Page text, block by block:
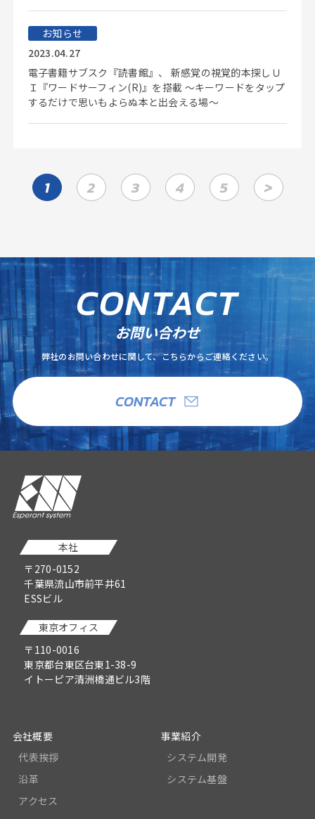
お知らせ
2023.04.27
電子書籍サブスク『読書館』、 新感覚の視覚的本探しＵ
Ｉ『ワードサーフィン(R)』を搭載 ～キーワードをタップ
するだけで思いもよらぬ本と出会える場～
1 2 3 4 5 >
CONTACT
お問い合わせ
弊社のお問い合わせに関して、こちらからご連絡ください。
CONTACT
本社
〒270-0152
千葉県流山市前平井61
ESSビル
東京オフィス
〒110-0016
東京都台東区台東1-38-9
イトーピア清洲橋通ビル3階
会社概要
代表挨拶
沿革
アクセス
事業紹介
システム開発
システム基盤